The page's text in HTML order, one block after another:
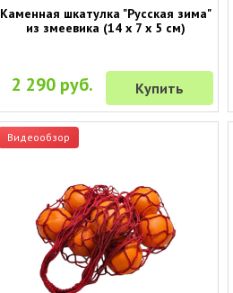
Каменная шкатулка "Русская зима"
из змеевика (14 х 7 х 5 см)
2 290 руб. Купить
Видеообзор